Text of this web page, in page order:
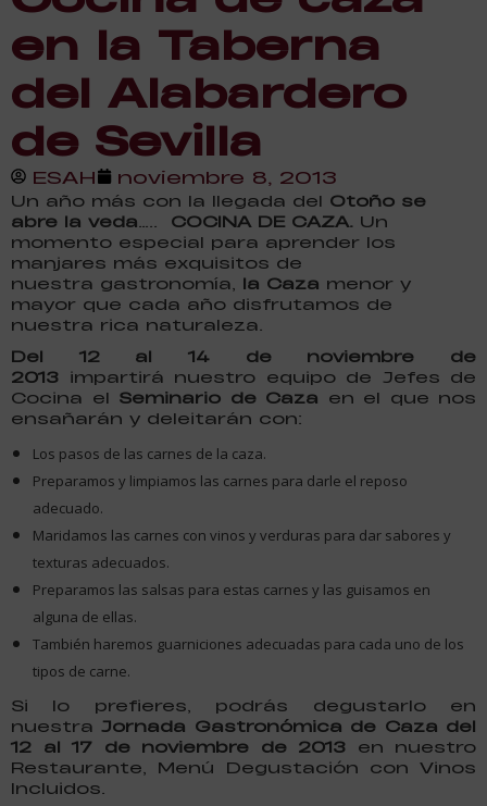
en la Taberna
del Alabardero
de Sevilla
ESAH noviembre 8, 2013
Un año más con la llegada del Otoño se
abre la veda….. COCINA DE CAZA. Un
momento especial para aprender los
manjares más exquisitos de
nuestra gastronomía, la Caza menor y
mayor que cada año disfrutamos de
nuestra rica naturaleza.
Del 12 al 14 de noviembre de
2013 impartirá nuestro equipo de Jefes de
Cocina el Seminario de Caza en el que nos
ensañarán y deleitarán con:
Los pasos de las carnes de la caza.
Preparamos y limpiamos las carnes para darle el reposo
adecuado.
Maridamos las carnes con vinos y verduras para dar sabores y
texturas adecuados.
Preparamos las salsas para estas carnes y las guisamos en
alguna de ellas.
También haremos guarniciones adecuadas para cada uno de los
tipos de carne.
Si lo prefieres, podrás degustarlo en
nuestra Jornada Gastronómica de Caza del
12 al 17 de noviembre de 2013 en nuestro
Restaurante, Menú Degustación con Vinos
Incluidos.